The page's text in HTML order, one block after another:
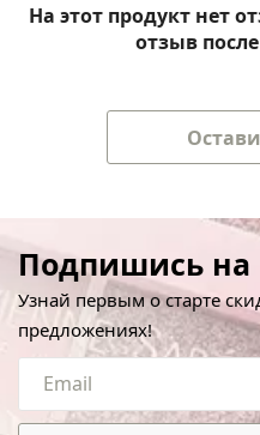
На этот продукт нет
отзыв
Подпишись на
Узнай первым о старте
предложениях!